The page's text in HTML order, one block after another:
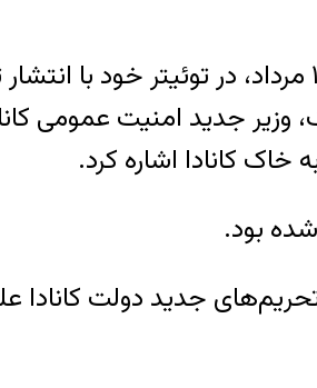
در همین زمینه٬ حامد اسماعیلیون، از چهره‌های مخالف جمهوری
جدید امنیت عمومی
کانادا اشاره کرد.
بود.
جدید دولت